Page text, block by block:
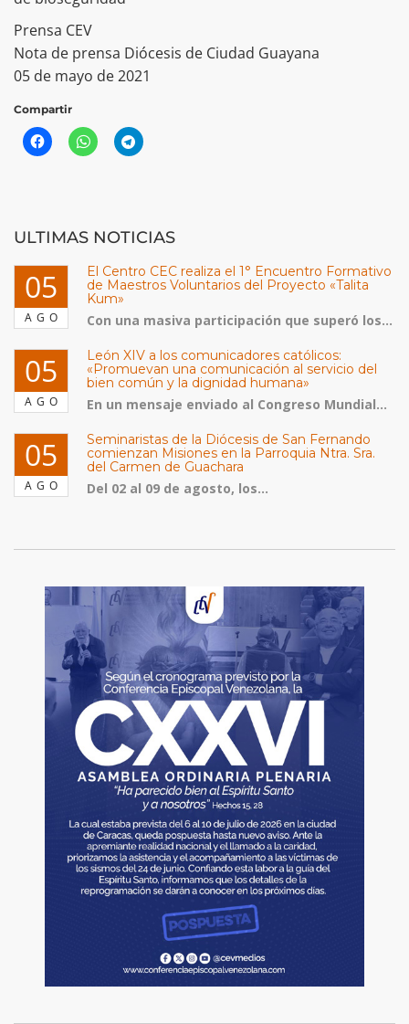
Prensa CEV
Nota de prensa Diócesis de Ciudad Guayana
05 de mayo de 2021
Compartir
ULTIMAS NOTICIAS
05
AGO
El Centro CEC realiza el 1° Encuentro Formativo
de Maestros Voluntarios del Proyecto «Talita
Kum»
Con una masiva participación que superó los...
05
AGO
León XIV a los comunicadores católicos:
«Promuevan una comunicación al servicio del
bien común y la dignidad humana»
En un mensaje enviado al Congreso Mundial...
05
AGO
Seminaristas de la Diócesis de San Fernando
comienzan Misiones en la Parroquia Ntra. Sra.
del Carmen de Guachara
Del 02 al 09 de agosto, los...